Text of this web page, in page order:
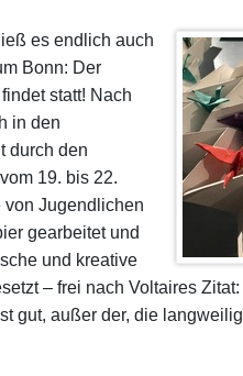
es endlich auch
Bonn: Der
statt! Nach
in den
durch den
19. bis 22.
von Jugendlichen
gearbeitet und
und kreative
– frei nach Voltaires Zitat:
gut, außer der, die langweilig